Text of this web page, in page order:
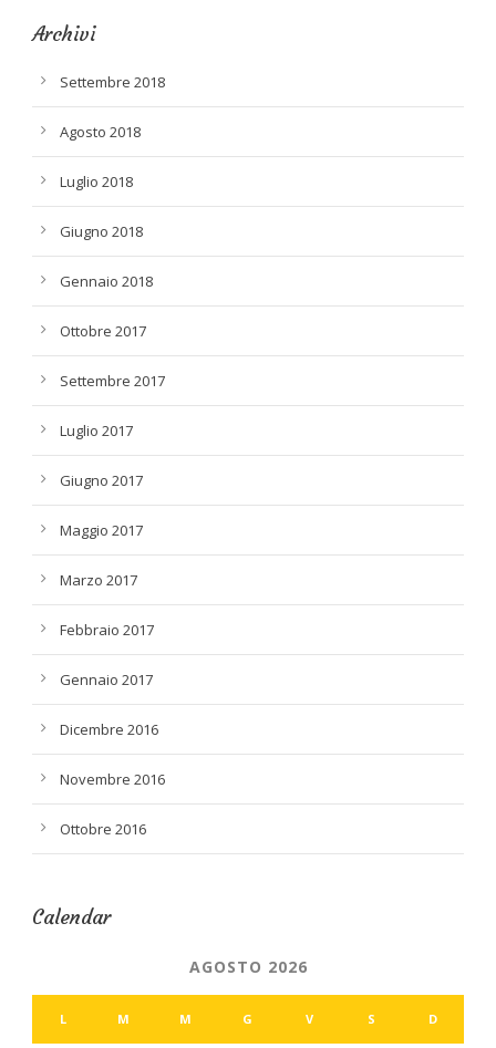
Archivi
Settembre 2018
Agosto 2018
Luglio 2018
Giugno 2018
Gennaio 2018
Ottobre 2017
Settembre 2017
Luglio 2017
Giugno 2017
Maggio 2017
Marzo 2017
Febbraio 2017
Gennaio 2017
Dicembre 2016
Novembre 2016
Ottobre 2016
Calendar
AGOSTO 2026
L M M G V S D